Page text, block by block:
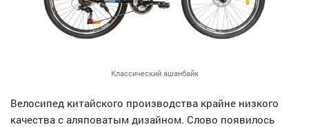
Классический ашанбайк
Велосипед китайского производства крайне низкого
качества с аляповатым дизайном. Слово появилось